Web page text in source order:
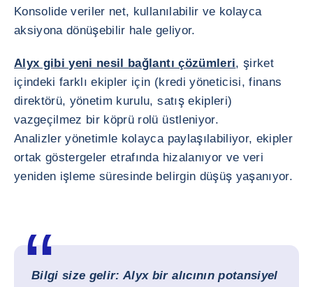
Konsolide veriler net, kullanılabilir ve kolayca
aksiyona dönüşebilir hale geliyor.
Alyx gibi yeni nesil bağlantı çözümleri, şirket
içindeki farklı ekipler için (kredi yöneticisi, finans
direktörü, yönetim kurulu, satış ekipleri)
vazgeçilmez bir köprü rolü üstleniyor.
Analizler yönetimle kolayca paylaşılabiliyor, ekipler
ortak göstergeler etrafında hizalanıyor ve veri
yeniden işleme süresinde belirgin düşüş yaşanıyor.
Bilgi size gelir: Alyx bir alıcının potansiyel